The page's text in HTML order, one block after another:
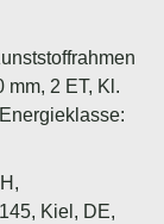
mm, 2 ET, Kl.
Kiel, DE,